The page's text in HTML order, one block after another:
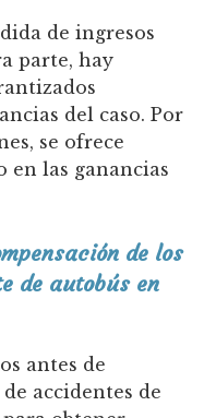
de ingresos
parte, hay
del caso. Por
se ofrece
en las ganancias
de los
de autobús en
antes de
accidentes de